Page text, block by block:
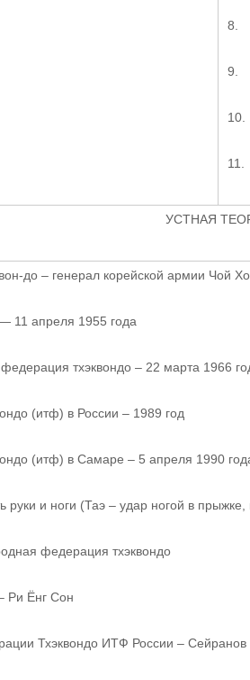
8.
9.
УСТНАЯ
до – генерал корейской армии Чой
11 апреля 1955 года
тхэквондо – 22 марта 1966
(итф) в России – 1989 год
(итф) в Самаре – 5 апреля 1990
и ноги (Таэ – удар ногой в
федерация тхэквондо
Ёнг Сон
Тхэквондо ИТФ России – Сейранов